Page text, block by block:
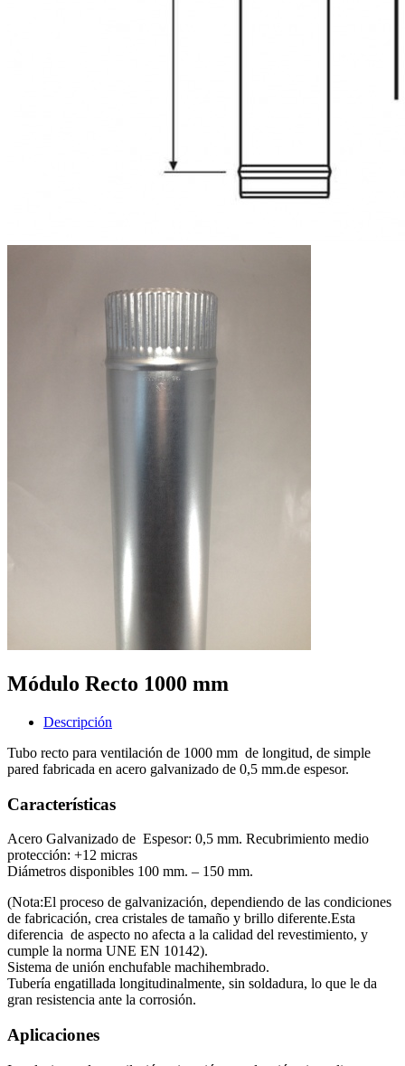
Módulo Recto 1000 mm
Descripción
Tubo recto para ventilación de 1000 mm de longitud, de simple
pared fabricada en acero galvanizado de 0,5 mm.de espesor.
Características
Acero Galvanizado de Espesor: 0,5 mm. Recubrimiento medio
protección: +12 micras
Diámetros disponibles 100 mm. – 150 mm.
(Nota:El proceso de galvanización, dependiendo de las condiciones
de fabricación, crea cristales de tamaño y brillo diferente.Esta
diferencia de aspecto no afecta a la calidad del revestimiento, y
cumple la norma UNE EN 10142).
Sistema de unión enchufable machihembrado.
Tubería engatillada longitudinalmente, sin soldadura, lo que le da
gran resistencia ante la corrosión.
Aplicaciones